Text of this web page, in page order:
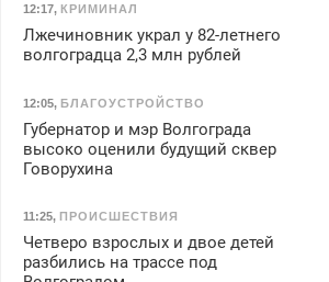
12:17, КРИМИНАЛ
Лжечиновник украл у 82-летнего
волгоградца 2,3 млн рублей
12:05, БЛАГОУСТРОЙСТВО
Губернатор и мэр Волгограда
высоко оценили будущий сквер
Говорухина
11:25, ПРОИСШЕСТВИЯ
Четверо взрослых и двое детей
разбились на трассе под